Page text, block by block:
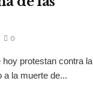
0
protestan contra la
a la muerte de...